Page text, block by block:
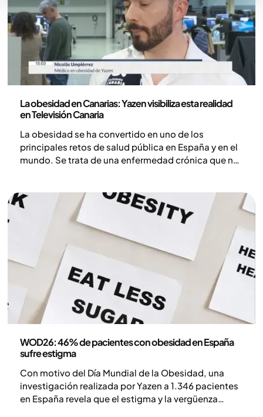
La obesidad en Canarias: Yazen visibiliza esta realidad
en Televisión Canaria
La obesidad se ha convertido en uno de los
principales retos de salud pública en España y en el
mundo. Se trata de una enfermedad crónica que no
desarrollar múltiples patologías asociadas.
WOD26: 46% de pacientes con obesidad en España
sufre estigma
Con motivo del Día Mundial de la Obesidad, una
investigación realizada por Yazen a 1.346 pacientes
en España revela que el estigma y la vergüenza